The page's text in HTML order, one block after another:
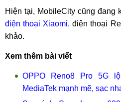
Hiện tại, MobileCity cũng đang
điện thoại Xiaomi, điện thoại
khảo.
Xem thêm bài viết
OPPO Reno8 Pro 5G
MediaTek mạnh mẽ, sạc